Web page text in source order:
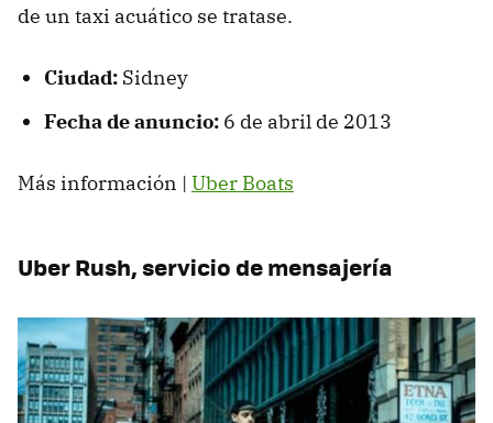
de un taxi acuático se tratase.
Ciudad: Sidney
Fecha de anuncio: 6 de abril de 2013
Más información | Uber Boats
Uber Rush, servicio de mensajería